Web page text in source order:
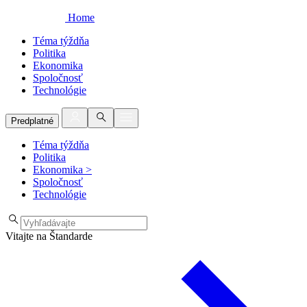
Home
Téma týždňa
Politika
Ekonomika
Spoločnosť
Technológie
Predplatné
Téma týždňa
Politika
Ekonomika >
Spoločnosť
Technológie
Vitajte na Štandarde